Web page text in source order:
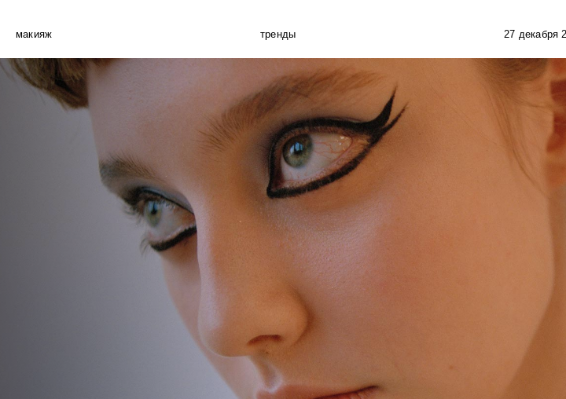
макияж тренды 27 декабря